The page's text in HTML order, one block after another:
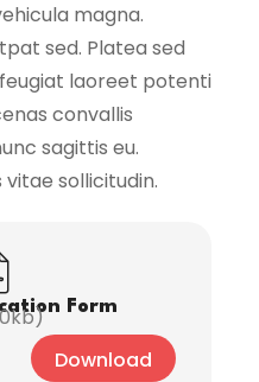
magna.
sed. Platea sed
laoreet potenti
convallis
sagittis eu.
sollicitudin.
Form
Download